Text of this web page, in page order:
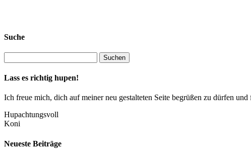
Suche
Lass es richtig hupen!
Ich freue mich, dich auf meiner neu gestalteten Seite begrüßen zu dürfen
Hupachtungsvoll
Koni
Neueste Beiträge